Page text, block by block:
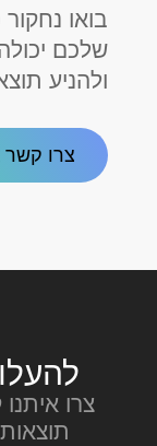
בואו נחקור
שלכם
ולהניע
צרו קשר
צרו